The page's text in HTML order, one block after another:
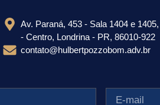
Av. Paraná, 453 - Sala 1404 e 1405,
- Centro, Londrina - PR, 86010-922
contato@hulbertpozzobom.adv.br